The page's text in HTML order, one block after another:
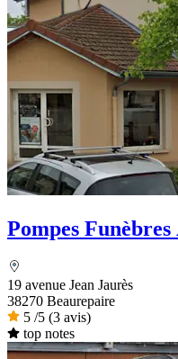
Pompes
19 avenue Jean Jaurès
38270 Beaurepaire
5 /5 (3 avis)
top notes